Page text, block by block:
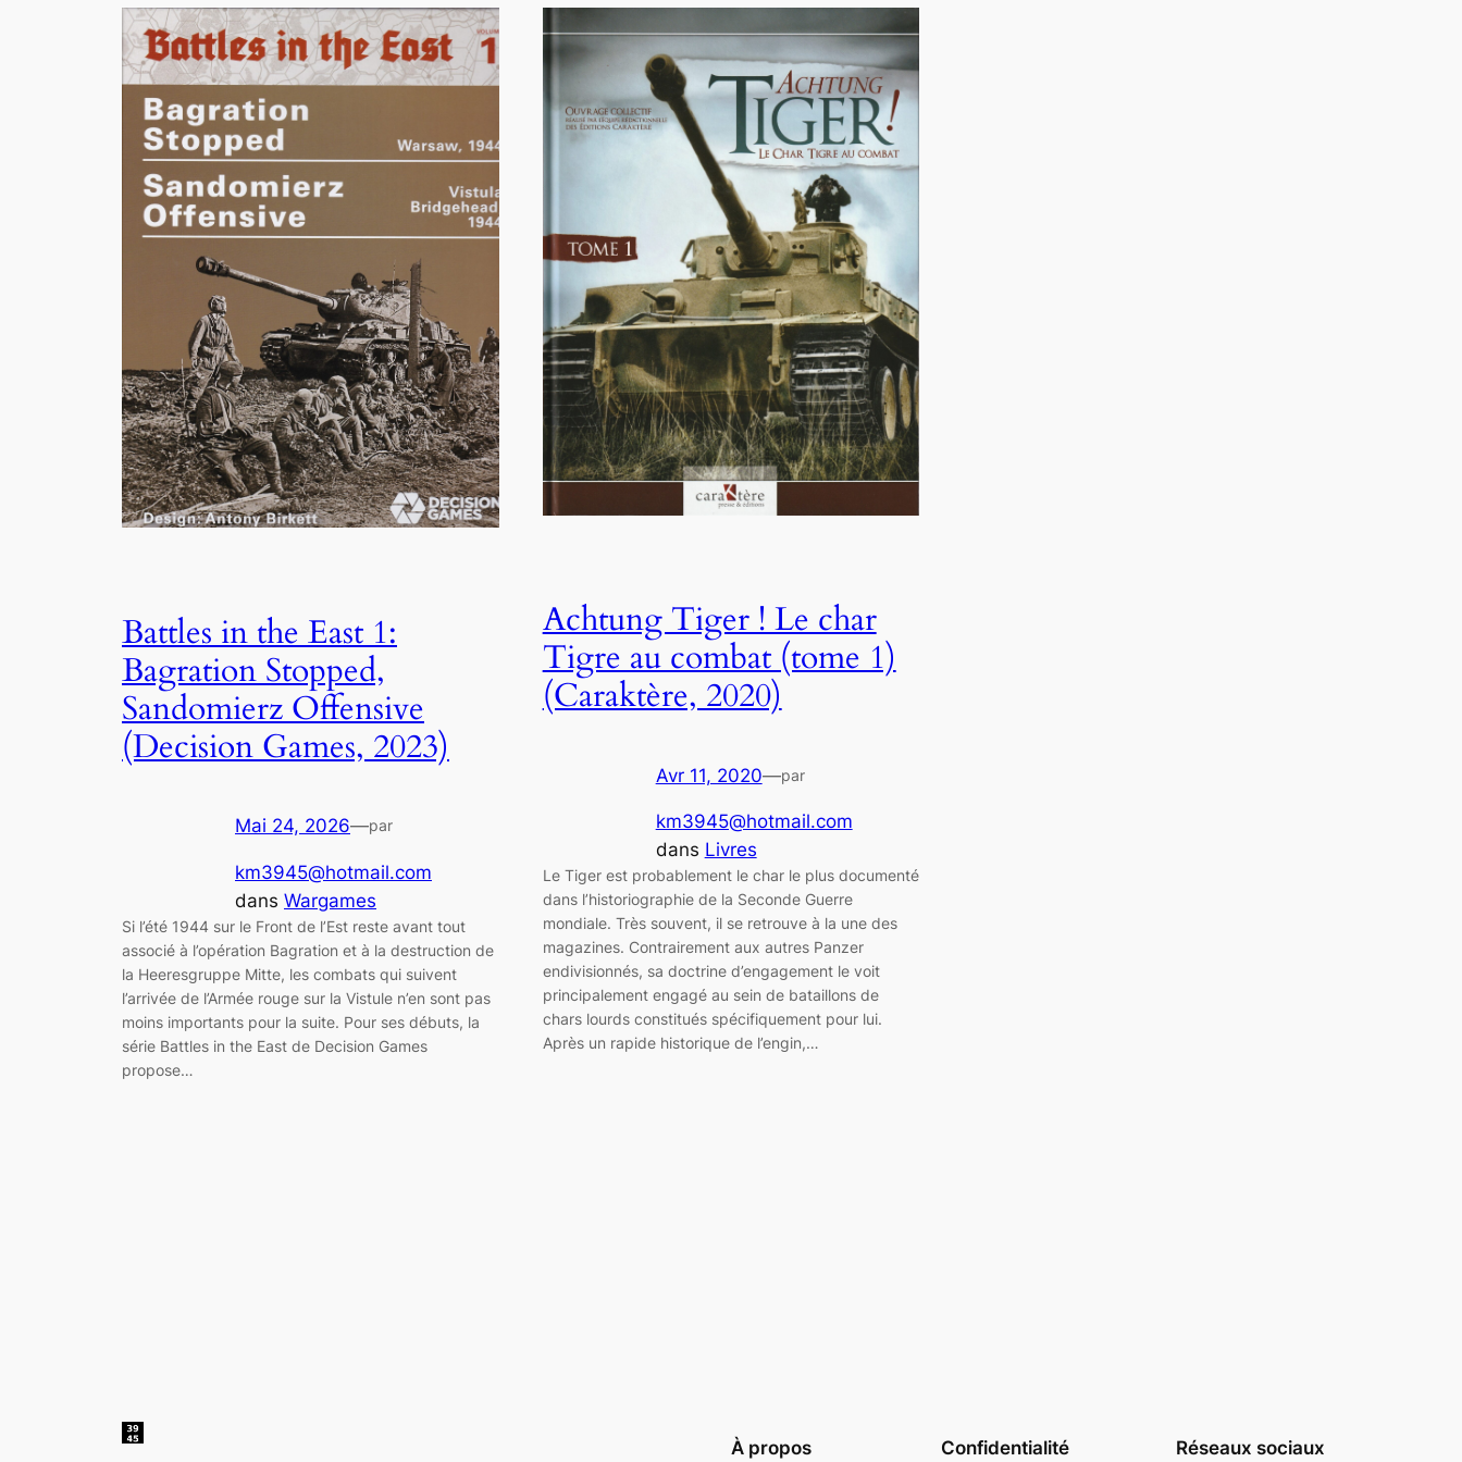
Battles in the East 1:
Bagration Stopped,
Sandomierz Offensive
(Decision Games, 2023)
Mai 24, 2026—par
km3945@hotmail.com
dans Wargames
Si l’été 1944 sur le Front de l’Est reste avant tout
associé à l’opération Bagration et à la destruction de
la Heeresgruppe Mitte, les combats qui suivent
l’arrivée de l’Armée rouge sur la Vistule n’en sont pas
moins importants pour la suite. Pour ses débuts, la
série Battles in the East de Decision Games
propose…
Achtung Tiger ! Le char
Tigre au combat (tome 1)
(Caraktère, 2020)
Avr 11, 2020—par
km3945@hotmail.com
dans Livres
Le Tiger est probablement le char le plus documenté
dans l’historiographie de la Seconde Guerre
mondiale. Très souvent, il se retrouve à la une des
magazines. Contrairement aux autres Panzer
endivisionnés, sa doctrine d’engagement le voit
principalement engagé au sein de bataillons de
chars lourds constitués spécifiquement pour lui.
Après un rapide historique de l’engin,…
À propos Confidentialité Réseaux sociaux